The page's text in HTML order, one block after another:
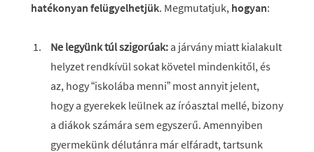
hatékonyan felügyelhetjük. Megmutatjuk, hogyan:
Ne legyünk túl szigorúak: a járvány miatt kialakult
helyzet rendkívül sokat követel mindenkitől, és
az, hogy “iskolába menni” most annyit jelent,
hogy a gyerekek leülnek az íróasztal mellé, bizony
a diákok számára sem egyszerű. Amennyiben
gyermekünk délutánra már elfáradt, tartsunk